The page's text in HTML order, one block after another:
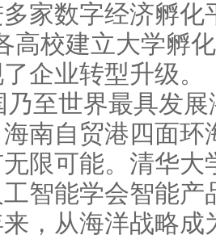
家数字经济孵化
高校建立大学孵
企业转型升级。
乃至世界最具发
南自贸港四面环
限可能。清华大
智能学会智能
，从海洋战略